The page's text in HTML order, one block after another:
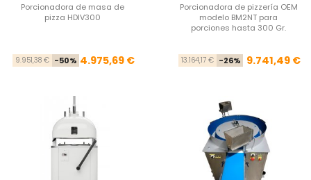
Porcionadora de masa de
pizza HDIV300
Precio base
9.951,38 € -50% Precio
4.975,69 €
Porcionadora de pizzería OEM
modelo BM2NT para
porciones hasta 300 Gr.
13.164,17 € -26% 9.741,49 €